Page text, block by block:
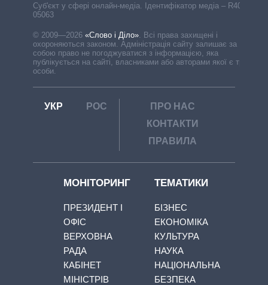
Cуб'єкт у сфері онлайн-медіа. Ідентифікатор медіа – R40-
05063
© 2009—2026 «Слово і Діло»
Всі права захищені і
охороняються законом. Адміністрація сайту залишає за
собою право не погоджуватися з інформацією, яка
публікується на сайті, власниками або авторами якої є треті
особи.
УКР РОС
ПРО НАС
КОНТАКТИ
ПРАВИЛА
МОНІТОРИНГ
ПРЕЗИДЕНТ І
ОФІС
ВЕРХОВНА
РАДА
КАБІНЕТ
МІНІСТРІВ
ТЕМАТИКИ
БІЗНЕС
ЕКОНОМІКА
КУЛЬТУРА
НАУКА
НАЦІОНАЛЬНА
БЕЗПЕКА